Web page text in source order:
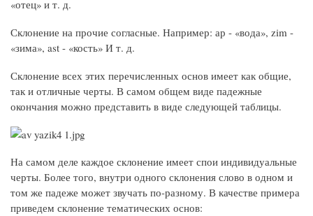
«отец» и т. д.
Склонение на прочие согласные. Например: ар - «вода», zim -
«зима», ast - «кость» И т. д.
Склонение всех этих перечисленных основ имеет как общие,
так и отличные черты. В самом общем виде падежные
окончания можно представить в виде следующей таблицы.
На самом деле каждое склонение имеет спои индивидуальные
черты. Более того, внутри одного склонения слово в одном и
том же падеже может звучать по-разному. В качестве примера
приведем склонение тематических основ: